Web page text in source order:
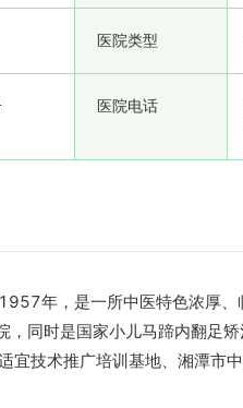
医院类型
医院电话
年，是一所中医特色浓厚、
，同时是国家小儿马蹄内翻足
宜技术推广培训基地、湘潭市